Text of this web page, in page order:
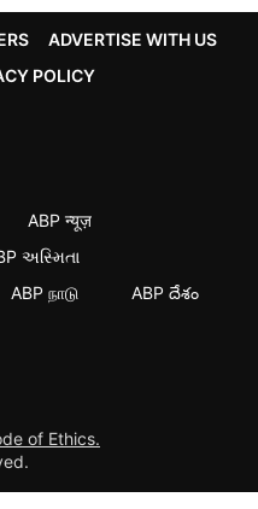
ADVERTISE WITH US
POLICY
ABP न्यूज़
અસ્મિતા
ABP நாடு ABP దేశం
of Ethics.